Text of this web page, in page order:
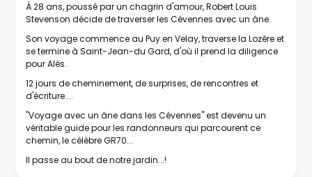
À 28 ans, poussé par un chagrin d'amour, Robert Louis
Stevenson décide de traverser les Cévennes avec un âne.
Son voyage commence au Puy en Velay, traverse la Lozère et
se termine à Saint-Jean-du Gard, d'où il prend la diligence
pour Alès.
12 jours de cheminement, de surprises, de rencontres et
d'écriture....
"Voyage avec un âne dans les Cévennes" est devenu un
véritable guide pour les randonneurs qui parcourent ce
chemin, le célèbre GR70...
Il passe au bout de notre jardin...!